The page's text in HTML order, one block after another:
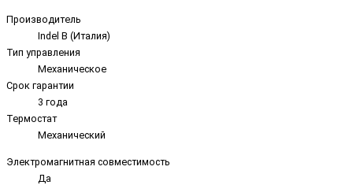
Производитель
Indel B (Италия)
Тип управления
Механическое
Срок гарантии
3 года
Термостат
Механический
Электромагнитная совместимость
Да